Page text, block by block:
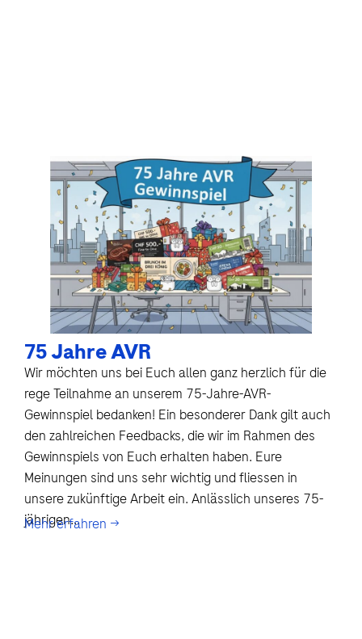
75 Jahre AVR
Wir möchten uns bei Euch allen ganz herzlich für die
rege Teilnahme an unserem 75-Jahre-AVR-
Gewinnspiel bedanken! Ein besonderer Dank gilt auch
den zahlreichen Feedbacks, die wir im Rahmen des
Gewinnspiels von Euch erhalten haben. Eure
Meinungen sind uns sehr wichtig und fliessen in
unsere zukünftige Arbeit ein. Anlässlich unseres 75-
jährigen...
Mehr erfahren →